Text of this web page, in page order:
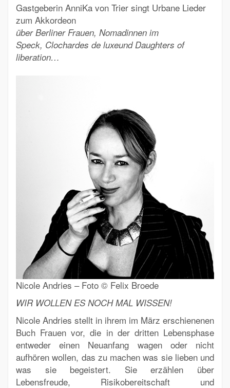
Gastgeberin AnniKa von Trier singt Urbane Lieder
zum Akkordeon
über Berliner Frauen, Nomadinnen im
Speck, Clochardes de luxeund Daughters of
liberation…
Nicole Andries – Foto © Felix Broede
WIR WOLLEN ES NOCH MAL WISSEN!
Nicole Andries stellt in ihrem im März erschienenen
Buch Frauen vor, die in der dritten Lebensphase
entweder einen Neuanfang wagen oder nicht
aufhören wollen, das zu machen was sie lieben und
was sie begeistert. Sie erzählen über
Lebensfreude, Risikobereitschaft und